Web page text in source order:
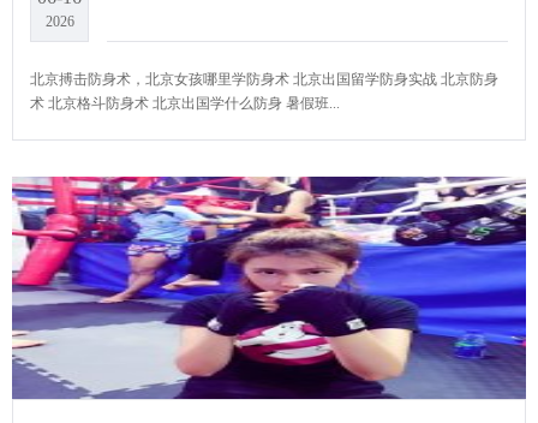
2026
北京搏击防身术，北京女孩哪里学防身术 北京出国留学防身实战 北京防身
术 北京格斗防身术 北京出国学什么防身 暑假班...